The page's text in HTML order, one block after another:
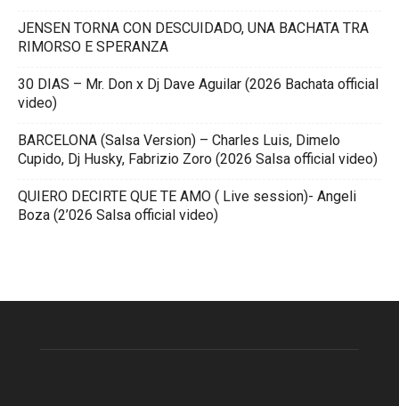
JENSEN TORNA CON DESCUIDADO, UNA BACHATA TRA
RIMORSO E SPERANZA
30 DIAS – Mr. Don x Dj Dave Aguilar (2026 Bachata official
video)
BARCELONA (Salsa Version) – Charles Luis, Dimelo
Cupido, Dj Husky, Fabrizio Zoro (2026 Salsa official video)
QUIERO DECIRTE QUE TE AMO ( Live session)- Angeli
Boza (2’026 Salsa official video)